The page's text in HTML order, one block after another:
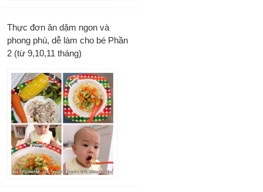
Thực đơn ăn dặm ngon và
phong phú, dễ làm cho bé Phần
2 (từ 9,10,11 tháng)